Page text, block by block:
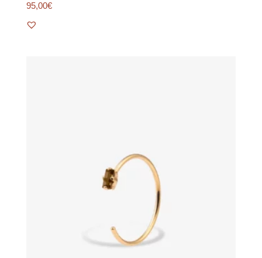
95,00€